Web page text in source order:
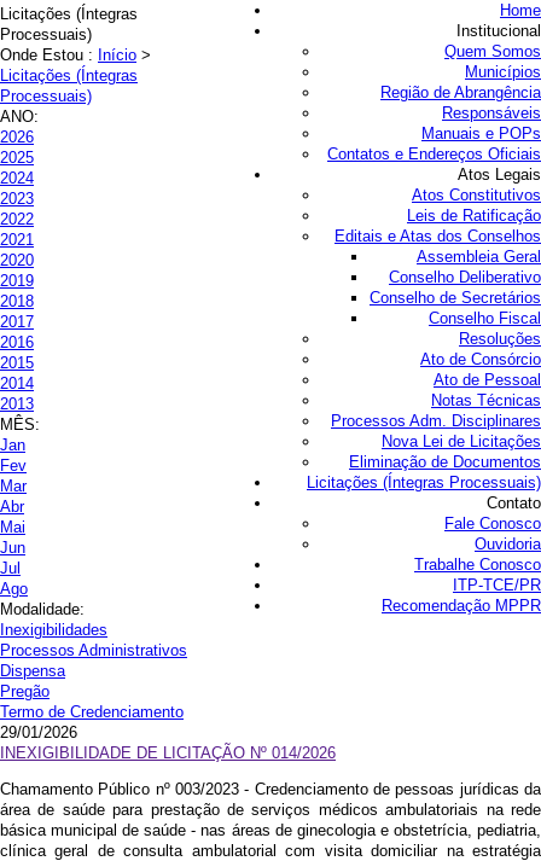
Home
Institucional
Quem Somos
Municípios
Região de Abrangência
Responsáveis
Manuais e POPs
Contatos e Endereços Oficiais
Atos Legais
Atos Constitutivos
Leis de Ratificação
Editais e Atas dos Conselhos
Assembleia Geral
Conselho Deliberativo
Conselho de Secretários
Conselho Fiscal
Resoluções
Ato de Consórcio
Ato de Pessoal
Notas Técnicas
Processos Adm. Disciplinares
Nova Lei de Licitações
Eliminação de Documentos
Licitações (Íntegras Processuais)
Contato
Fale Conosco
Ouvidoria
Trabalhe Conosco
ITP-TCE/PR
Recomendação MPPR
Licitações (Íntegras
Processuais)
Onde Estou : Início >
Licitações (Íntegras
Processuais)
ANO:
2026
2025
2024
2023
2022
2021
2020
2019
2018
2017
2016
2015
2014
2013
MÊS:
Jan
Fev
Mar
Abr
Mai
Jun
Jul
Ago
Modalidade:
Inexigibilidades
Processos Administrativos
Dispensa
Pregão
Termo de Credenciamento
29/01/2026
INEXIGIBILIDADE DE LICITAÇÃO Nº 014/2026
Chamamento Público nº 003/2023 - Credenciamento de pessoas jurídicas da
área de saúde para prestação de serviços médicos ambulatoriais na rede
básica municipal de saúde - nas áreas de ginecologia e obstetrícia, pediatria,
clínica geral de consulta ambulatorial com visita domiciliar na estratégia